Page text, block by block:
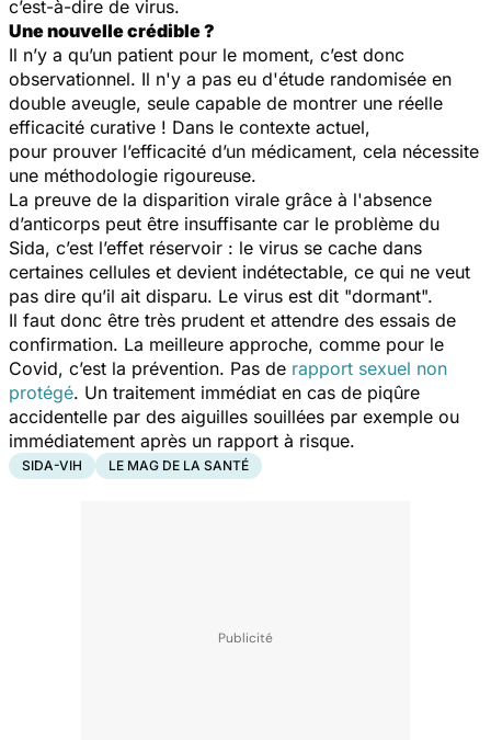
c’est-à-dire de virus.
Une nouvelle crédible ?
Il n’y a qu’un patient pour le moment, c’est donc
observationnel. Il n'y a pas eu d'étude randomisée en
double aveugle, seule capable de montrer une réelle
efficacité curative ! Dans le contexte actuel,
pour prouver l’efficacité d’un médicament, cela nécessite
une méthodologie rigoureuse.
La preuve de la disparition virale grâce à l'absence
d’anticorps peut être insuffisante car le problème du
Sida, c’est l’effet réservoir : le virus se cache dans
certaines cellules et devient indétectable, ce qui ne veut
pas dire qu’il ait disparu. Le virus est dit "dormant".
Il faut donc être très prudent et attendre des essais de
confirmation. La meilleure approche, comme pour le
Covid, c’est la prévention. Pas de rapport sexuel non
protégé. Un traitement immédiat en cas de piqûre
accidentelle par des aiguilles souillées par exemple ou
immédiatement après un rapport à risque.
SIDA-VIH LE MAG DE LA SANTÉ